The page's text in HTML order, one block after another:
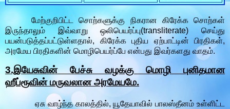
மேற்குறிபிட்ட சொற்களுக்கு நிகரான கிரேக்க சொற்கள்
இருந்தாலும் இவ்வாறு ஒலிபெயர்ப்பு(transliterate) செய்து
பயன்படுத்தப்பட்டுள்ளதால், கிரேக்க புதிய ஏற்பாட்டின் பிரதிகள்,
அரமேய பிரதிகளின் மொழிபெயர்ப்பே என்பது இவர்களது வாதம்.
3.இயேசுவின் பேச்சு வழக்கு மொழி புனிதமான
ஹீப்ரூவின் மருவலான அரமேயமே.
ஏசு வாழ்ந்த காலத்தில், யூதேயாவில் பாலஸ்தீனம் உள்ளிட்ட